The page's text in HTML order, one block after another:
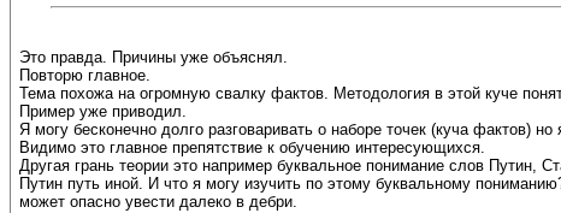
Это правда. Причины уже объяснял.
Повторю главное.
Тема похожа на огромную свалку фактов. Методология в этой куче
Пример уже приводил.
Я могу бесконечно долго разговаривать о наборе точек (куча
Видимо это главное препятствие к обучению интересующихся.
Другая грань теории это например буквальное понимание слов Путин,
Путин путь иной. И что я могу изучить по этому буквальному
может опасно увести далеко в дебри.